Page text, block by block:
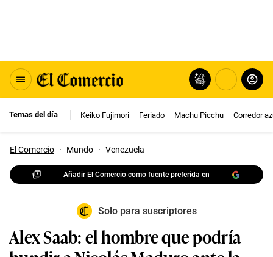
Temas del día Keiko Fujimori Feriado Machu Picchu Corredor
El Comercio · Mundo · Venezuela
Añadir El Comercio como fuente preferida en
Solo para suscriptores
Alex Saab: el hombre que podría